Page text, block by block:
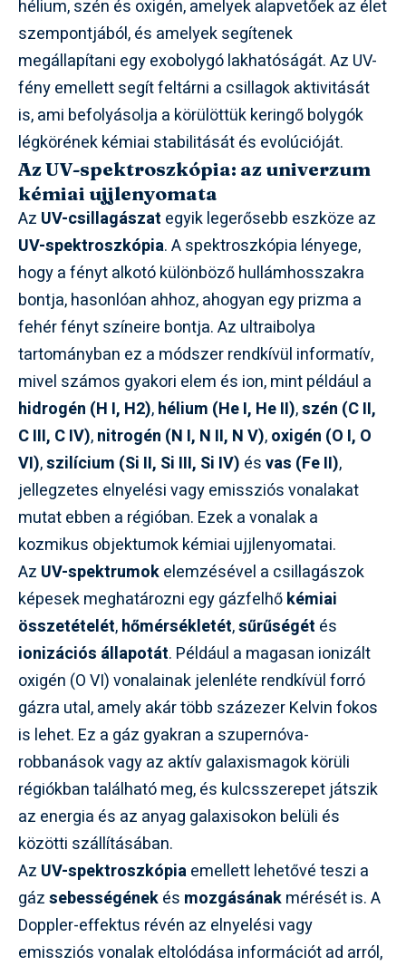
hélium, szén és oxigén, amelyek alapvetőek az élet
szempontjából, és amelyek segítenek
megállapítani egy exobolygó lakhatóságát. Az UV-
fény emellett segít feltárni a csillagok aktivitását
is, ami befolyásolja a körülöttük keringő bolygók
légkörének kémiai stabilitását és evolúcióját.
Az UV-spektroszkópia: az univerzum
kémiai ujjlenyomata
Az UV-csillagászat egyik legerősebb eszköze az
UV-spektroszkópia. A spektroszkópia lényege,
hogy a fényt alkotó különböző hullámhosszakra
bontja, hasonlóan ahhoz, ahogyan egy prizma a
fehér fényt színeire bontja. Az ultraibolya
tartományban ez a módszer rendkívül informatív,
mivel számos gyakori elem és ion, mint például a
hidrogén (H I, H2),hélium (He I, He II),szén (C II,
C III, C IV),nitrogén (N I, N II, N V),oxigén (O I, O
VI),szilícium (Si II, Si III, Si IV) ésvas (Fe II),
jellegzetes elnyelési vagy emissziós vonalakat
mutat ebben a régióban. Ezek a vonalak a
kozmikus objektumok kémiai ujjlenyomatai.
Az UV-spektrumokelemzésével a csillagászok
képesek meghatározni egy gázfelhőkémiai
összetételét,hőmérsékletét,sűrűségét és
ionizációs állapotát. Például a magasan ionizált
oxigén (O VI) vonalainak jelenléte rendkívül forró
gázra utal, amely akár több százezer Kelvin fokos
is lehet. Ez a gáz gyakran a szupernóva-
robbanások vagy az aktív galaxismagok körüli
régiókban található meg, és kulcsszerepet játszik
az energia és az anyag galaxisokon belüli és
közötti szállításában.
Az UV-spektroszkópiaemellett lehetővé teszi a
gázsebességénekés mozgásánakmérését is. A
Doppler-effektus révén az elnyelési vagy
emissziós vonalak eltolódása információt ad arról,